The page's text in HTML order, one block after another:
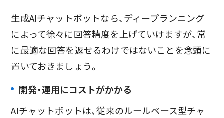
生成AIチャットボットなら、ディープランニング
によって徐々に回答精度を上げていけますが、常
に最適な回答を返せるわけではないことを念頭に
置いておきましょう。
開発・運用にコストがかかる
AIチャットボットは、従来のルールベース型チャ